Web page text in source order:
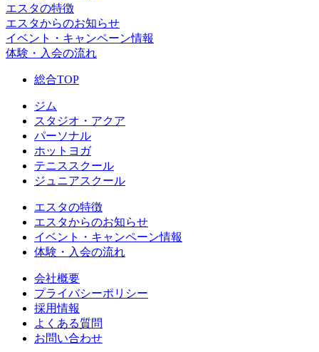
エスタの特徴
エスタからのお知らせ
イベント・キャンペーン情報
体験・入会の流れ
総合TOP
ジム
スタジオ・アクア
パーソナル
ホットヨガ
テニススクール
ジュニアスクール
エスタの特徴
エスタからのお知らせ
イベント・キャンペーン情報
体験・入会の流れ
会社概要
プライバシーポリシー
採用情報
よくある質問
お問い合わせ